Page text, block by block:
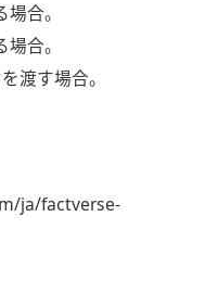
合。
合。
渡す場合。
ja/factverse-